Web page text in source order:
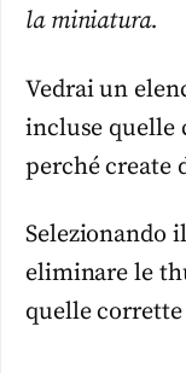
la miniatura.
Vedrai un
incluse quelle
perché create
Selezionando
eliminare le
quelle